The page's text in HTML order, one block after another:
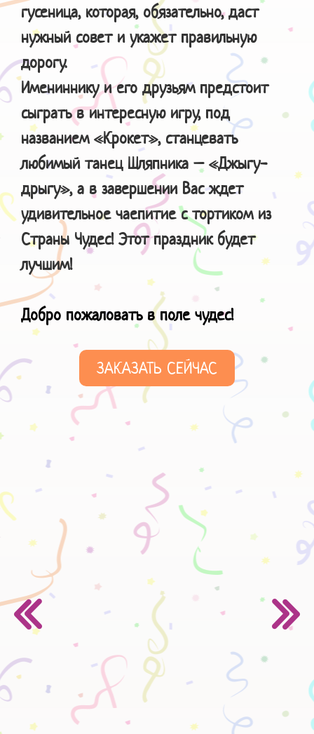
гусеница, которая, обязательно, даст
нужный совет и укажет правильную
дорогу.
Имениннику и его друзьям предстоит
сыграть в интересную игру, под
названием «Крокет», станцевать
любимый танец Шляпника – «Джыгу-
дрыгу», а в завершении Вас ждет
удивительное чаепитие с тортиком из
Страны Чудес! Этот праздник будет
лучшим!
Добро пожаловать в поле чудес!
ЗАКАЗАТЬ СЕЙЧАС